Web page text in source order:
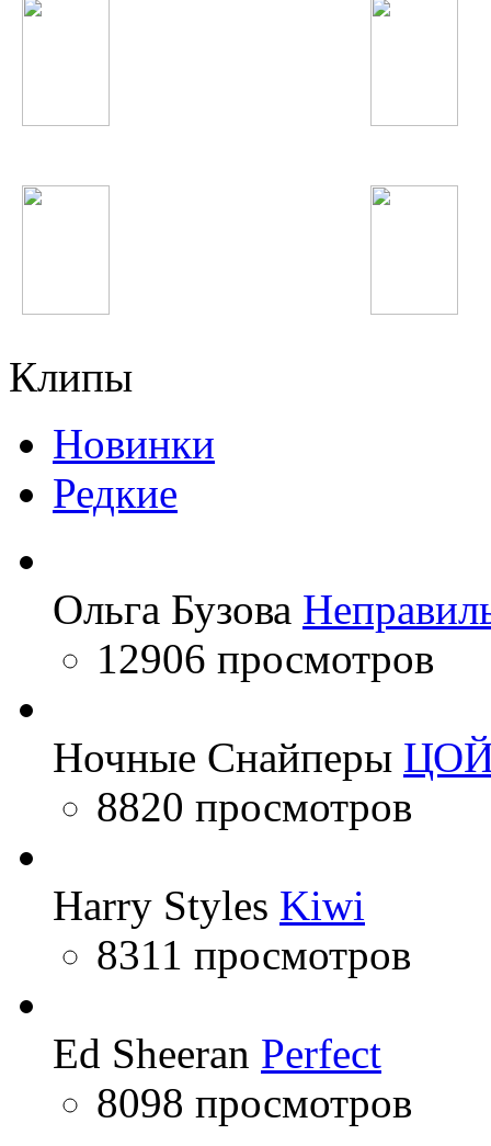
Клипы
Новинки
Редкие
Ольга Бузова
12906 просмотров
Ночные Снайперы
8820 просмотров
Harry Styles Kiwi
8311 просмотров
Ed Sheeran Perfect
8098 просмотров